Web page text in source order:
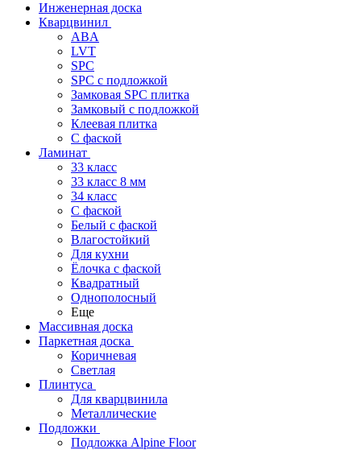
Инженерная доска
Кварцвинил
ABA
LVT
SPC
SPC с подложкой
Замковая SPC плитка
Замковый с подложкой
Клеевая плитка
С фаской
Ламинат
33 класс
33 класс 8 мм
34 класс
C фаской
Белый с фаской
Влагостойкий
Для кухни
Ёлочка с фаской
Квадратный
Однополосный
Еще
Массивная доска
Паркетная доска
Коричневая
Светлая
Плинтуса
Для кварцвинила
Металлические
Подложки
Подложка Alpine Floor